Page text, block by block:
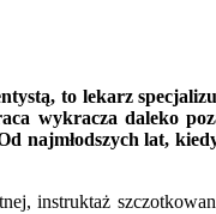
to lekarz
wykracza daleko
najmłodszych lat,
instruktaż